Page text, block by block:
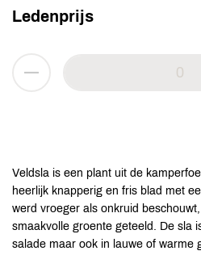
Ledenprijs
Veldsla is een plant uit de
heerlijk knapperig en fris blad met
werd vroeger als onkruid
smaakvolle groente geteeld. De sla
salade maar ook in lauwe of warme